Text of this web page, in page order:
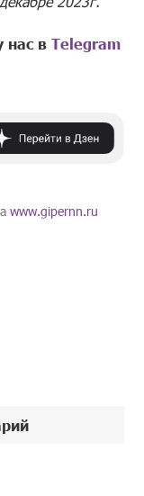
нас вTelegram
www.gipernn.ru